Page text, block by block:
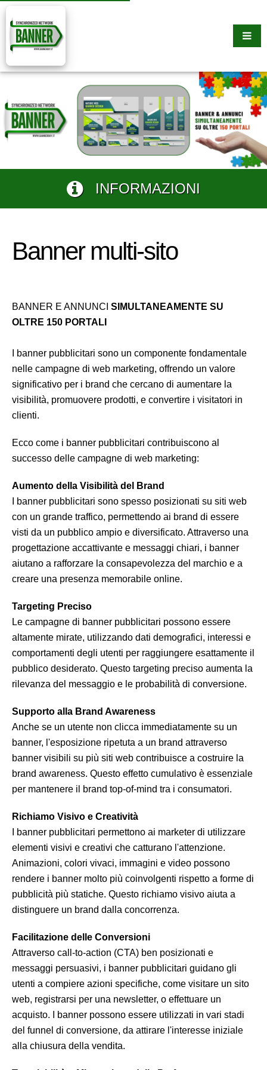
INFORMAZIONI
Banner multi-sito
BANNER E ANNUNCI SIMULTANEAMENTE SU
OLTRE 150 PORTALI
I banner pubblicitari sono un componente fondamentale
nelle campagne di web marketing, offrendo un valore
significativo per i brand che cercano di aumentare la
visibilità, promuovere prodotti, e convertire i visitatori in
clienti.
Ecco come i banner pubblicitari contribuiscono al
successo delle campagne di web marketing:
Aumento della Visibilità del Brand
I banner pubblicitari sono spesso posizionati su siti web
con un grande traffico, permettendo ai brand di essere
visti da un pubblico ampio e diversificato. Attraverso una
progettazione accattivante e messaggi chiari, i banner
aiutano a rafforzare la consapevolezza del marchio e a
creare una presenza memorabile online.
Targeting Preciso
Le campagne di banner pubblicitari possono essere
altamente mirate, utilizzando dati demografici, interessi e
comportamenti degli utenti per raggiungere esattamente il
pubblico desiderato. Questo targeting preciso aumenta la
rilevanza del messaggio e le probabilità di conversione.
Supporto alla Brand Awareness
Anche se un utente non clicca immediatamente su un
banner, l'esposizione ripetuta a un brand attraverso
banner visibili su più siti web contribuisce a costruire la
brand awareness. Questo effetto cumulativo è essenziale
per mantenere il brand top-of-mind tra i consumatori.
Richiamo Visivo e Creatività
I banner pubblicitari permettono ai marketer di utilizzare
elementi visivi e creativi che catturano l'attenzione.
Animazioni, colori vivaci, immagini e video possono
rendere i banner molto più coinvolgenti rispetto a forme di
pubblicità più statiche. Questo richiamo visivo aiuta a
distinguere un brand dalla concorrenza.
Facilitazione delle Conversioni
Attraverso call-to-action (CTA) ben posizionati e
messaggi persuasivi, i banner pubblicitari guidano gli
utenti a compiere azioni specifiche, come visitare un sito
web, registrarsi per una newsletter, o effettuare un
acquisto. I banner possono essere utilizzati in vari stadi
del funnel di conversione, da attirare l'interesse iniziale
alla chiusura della vendita.